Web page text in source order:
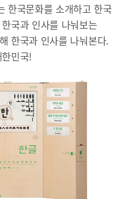
한국문화를 소개하고 한국
국과 인사를 나눠보는
한국과 인사를 나눠본다.
민국!